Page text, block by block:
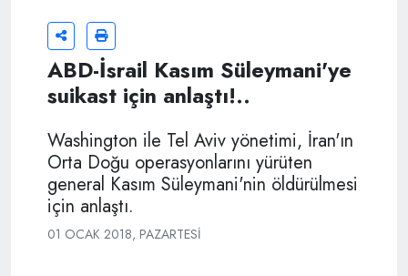
ABD-İsrail Kasım Süleymani'ye
suikast için anlaştı!..
Washington ile Tel Aviv yönetimi, İran'ın
Orta Doğu operasyonlarını yürüten
general Kasım Süleymani'nin öldürülmesi
için anlaştı.
01 OCAK 2018, PAZARTESI